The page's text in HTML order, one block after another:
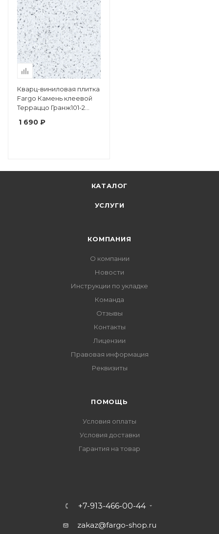
Кварц-виниловая плитка
Fargo Камень клеевой
Терраццо Гранж101-2
1 690 ₽
КАТАЛОГ
УСЛУГИ
КОМПАНИЯ
О компании
Новости
Инструкции по укладке
Команда
Отзывы
Контакты
Лицензии
Правовая информация
Реквизиты
ПОМОЩЬ
Условия оплаты
Условия доставки
Гарантия на товар
+7-913-466-00-44
zakaz@fargo-shop.ru